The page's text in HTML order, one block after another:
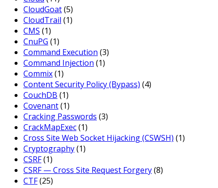
CloudGoat(5)
CloudTrail (1)
CMS (1)
CnuPG (1)
Command Execution (3)
Command Injection (1)
Commix(1)
Content Security Policy (Bypass) (4)
CouchDB (1)
Covenant(1)
Cracking Passwords (3)
CrackMapExec(1)
Cross Site Web Socket Hijacking (CSWSH) (1)
Cryptography(1)
CSRF(1)
CSRF — Cross Site Request Forgery(8)
CTF(25)